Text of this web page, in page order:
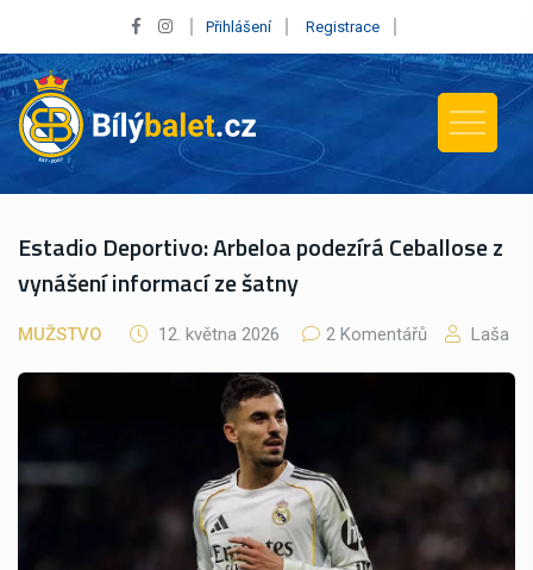
Přihlášení Registrace
Estadio Deportivo: Arbeloa podezírá Ceballose z
vynášení informací ze šatny
MUŽSTVO 12. května 2026 2 Komentářů Laša